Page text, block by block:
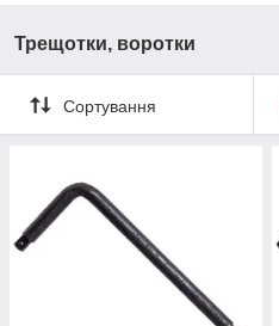
Трещотки, воротки
Сортування